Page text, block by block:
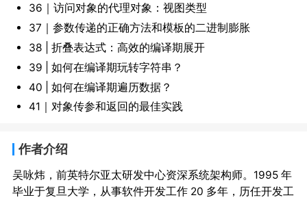
36｜访问对象的代理对象：视图类型
37｜参数传递的正确方法和模板的二进制膨胀
38 | 折叠表达式：高效的编译期展开
39 | 如何在编译期玩转字符串？
40 | 如何在编译期遍历数据？
41｜对象传参和返回的最佳实践
作者介绍
吴咏炜，前英特尔亚太研发中心资深系统架构师。1995 年
毕业于复旦大学，​​从事软件开发工作 20 多年，​历任开发工